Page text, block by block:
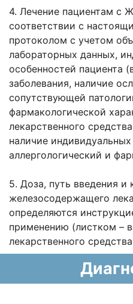
4. Лечение пациентам с
соответствии с
протоколом с учетом
лабораторных данных,
особенностей пациента
заболевания, наличие
сопутствующей
фармакологической
лекарственного
наличие
аллергологический и
5. Доза, путь введения и
железосодержащего
определяются
применению (листком –
лекарственного